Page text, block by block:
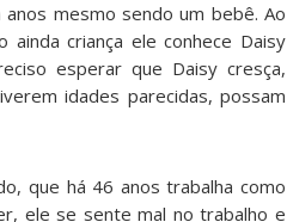
mesmo sendo um bebê. Ao
criança ele conhece Daisy
esperar que Daisy cresça,
idades parecidas, possam
que há 46 anos trabalha como
ele se sente mal no trabalho e